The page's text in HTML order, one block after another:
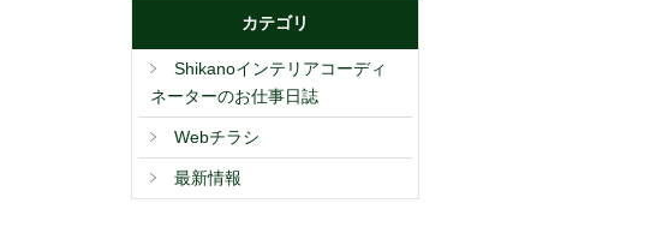
カテゴリ
Shikanoインテリアコーディ
ネーターのお仕事日誌
Webチラシ
最新情報